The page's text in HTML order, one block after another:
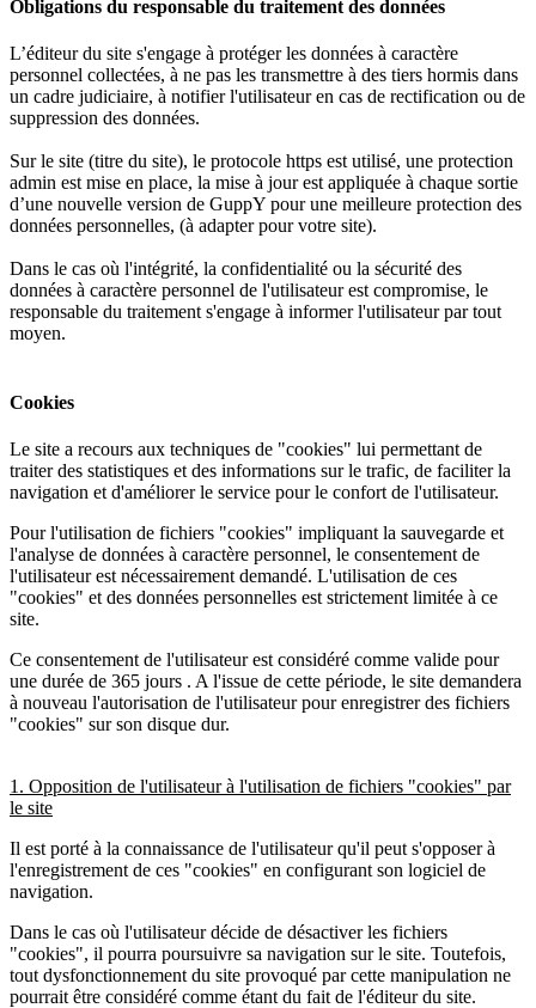
Obligations du responsable du traitement des données
L’éditeur du site s'engage à protéger les données à caractère
personnel collectées, à ne pas les transmettre à des tiers hormis dans
un cadre judiciaire, à notifier l'utilisateur en cas de rectification ou de
suppression des données.
Sur le site (titre du site), le protocole https est utilisé, une protection
admin est mise en place, la mise à jour est appliquée à chaque sortie
d’une nouvelle version de GuppY pour une meilleure protection des
données personnelles, (à adapter pour votre site).
Dans le cas où l'intégrité, la confidentialité ou la sécurité des
données à caractère personnel de l'utilisateur est compromise, le
responsable du traitement s'engage à informer l'utilisateur par tout
moyen.
Cookies
Le site a recours aux techniques de "cookies" lui permettant de
traiter des statistiques et des informations sur le trafic, de faciliter la
navigation et d'améliorer le service pour le confort de l'utilisateur.
Pour l'utilisation de fichiers "cookies" impliquant la sauvegarde et
l'analyse de données à caractère personnel, le consentement de
l'utilisateur est nécessairement demandé. L'utilisation de ces
"cookies" et des données personnelles est strictement limitée à ce
site.
Ce consentement de l'utilisateur est considéré comme valide pour
une durée de 365 jours . A l'issue de cette période, le site demandera
à nouveau l'autorisation de l'utilisateur pour enregistrer des fichiers
"cookies" sur son disque dur.
1. Opposition de l'utilisateur à l'utilisation de fichiers "cookies" par
le site
Il est porté à la connaissance de l'utilisateur qu'il peut s'opposer à
l'enregistrement de ces "cookies" en configurant son logiciel de
navigation.
Dans le cas où l'utilisateur décide de désactiver les fichiers
"cookies", il pourra poursuivre sa navigation sur le site. Toutefois,
tout dysfonctionnement du site provoqué par cette manipulation ne
pourrait être considéré comme étant du fait de l'éditeur du site.